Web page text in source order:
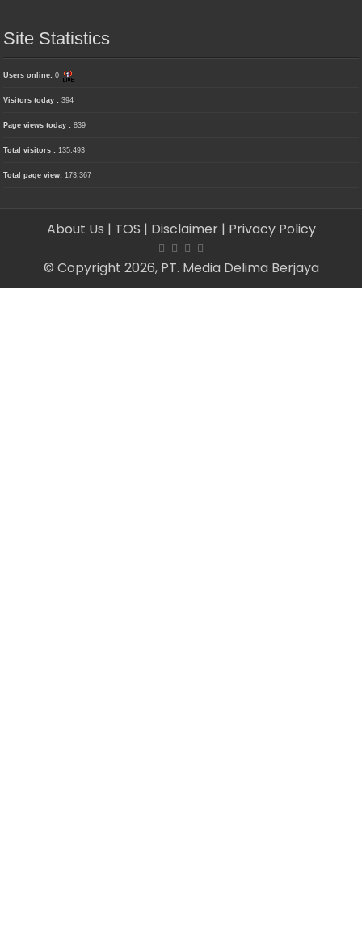
Site Statistics
Users online:0
Visitors today :394
Page views today :839
Total visitors :135,493
Total page view:173,367
About Us | TOS | Disclaimer | Privacy Policy
© Copyright 2026, PT. Media Delima Berjaya